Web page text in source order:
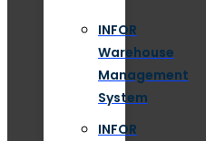
INFOR
Warehouse
Management
System
INFOR